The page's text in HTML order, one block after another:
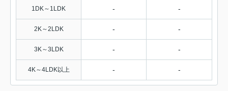
1DK～1LDK - -
2K～2LDK - -
3K～3LDK - -
4K～4LDK以上 - -